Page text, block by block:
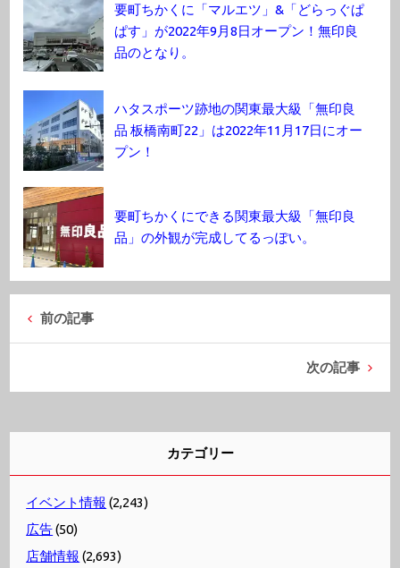
要町ちかくに「マルエツ」&「どらっぐぱ
ぱす」が2022年9月8日オープン！無印良
品のとなり。
ハタスポーツ跡地の関東最大級「無印良
品 板橋南町22」は2022年11月17日にオー
プン！
要町ちかくにできる関東最大級「無印良
品」の外観が完成してるっぽい。
前の記事
次の記事
カテゴリー
イベント情報 (2,243)
広告(50)
店舗情報 (2,693)